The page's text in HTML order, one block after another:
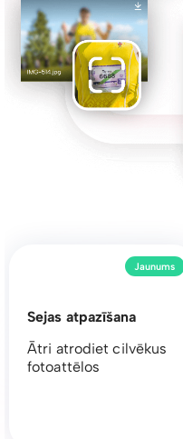
Sejas atpazīšana
Ātri atrodiet cilvēkus
fotoattēlos
Jaunums